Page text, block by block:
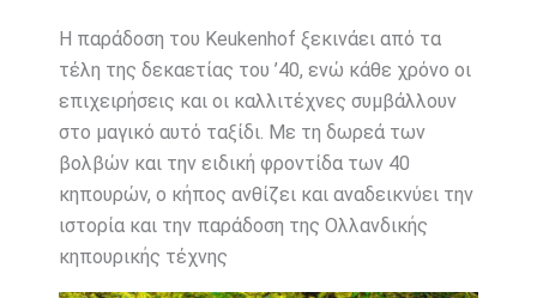
Η παράδοση του Keukenhof ξεκινάει από τα
τέλη της δεκαετίας του ’40, ενώ κάθε χρόνο οι
επιχειρήσεις και οι καλλιτέχνες συμβάλλουν
στο μαγικό αυτό ταξίδι. Με τη δωρεά των
βολβών και την ειδική φροντίδα των 40
κηπουρών, ο κήπος ανθίζει και αναδεικνύει την
ιστορία και την παράδοση της Ολλανδικής
κηπουρικής τέχνης